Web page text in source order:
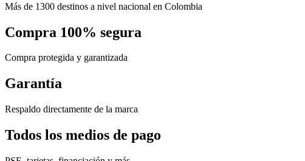
Más de 1300 destinos a nivel nacional en Colombia
Compra 100% segura
Compra protegida y garantizada
Garantía
Respaldo directamente de la marca
Todos los medios de pago